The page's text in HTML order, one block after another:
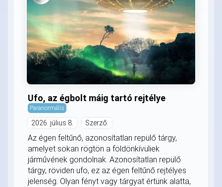
Ufo, az égbolt máig tartó rejtélye
Paranormális
2026. július 8. Szerző:
Az égen feltűnő, azonosítatlan repülő tárgy,
amelyet sokan rögtön a földönkívüliek
járművének gondolnak. Azonosítatlan repülő
tárgy, röviden ufo, ez az égen feltűnő rejtélyes
jelenség. Olyan fényt vagy tárgyat értünk alatta,